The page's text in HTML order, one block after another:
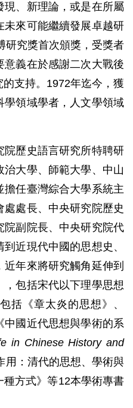
、新理論，或是在所屬
未來可能繼續發展卓越研
研究獎首次頒獎，受獎者
意義在於感謝二次大戰後
支持。1972年迄今，獲
學領域學者，人文學領域
院歷史語言研究所特聘研
大學、師範大學、中山
擔任臺灣綜合大學系統主
處長、中央研究院歷史
院副院長、中央研究院代
近現代中國的思想史、
年來將研究觸角延伸到
，包括宋代以下理學思想
括《章太炎的思想》、
中國近代思想與學術的系
in Chinese History and
用：清代的思想、學術與
方式》等12本學術專書